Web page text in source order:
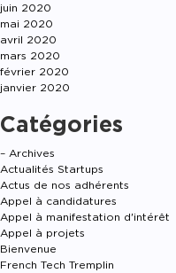
juin 2020
mai 2020
avril 2020
mars 2020
février 2020
janvier 2020
Catégories
– Archives
Actualités Startups
Actus de nos adhérents
Appel à candidatures
Appel à manifestation d'intérêt
Appel à projets
Bienvenue
French Tech Tremplin